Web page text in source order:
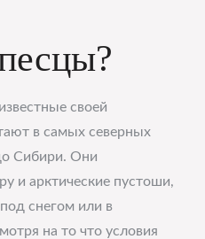
своей
в самых северных
Сибири. Они
и арктические пустоши,
снегом или в
на то что условия